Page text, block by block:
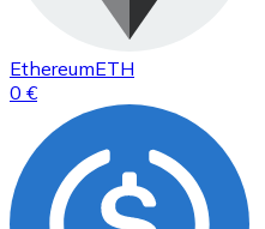
EthereumETH
0 €